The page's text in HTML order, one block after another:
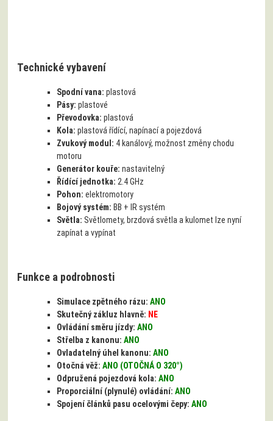
Technické vybavení
Spodní vana:plastová
Pásy:plastové
Převodovka:plastová
Kola:plastová řídící, napínací a pojezdová
Zvukový modul: 4 kanálový, možnost změny chodu
motoru
Generátor kouře:nastavitelný
Řídící jednotka: 2.4 GHz
Pohon:elektromotory
Bojový systém: BB + IR systém
Světla:Světlomety, brzdová světla a kulomet lze nyní
zapínat a vypínat
Funkce a podrobnosti
Simulace zpětného rázu:ANO
Skutečný zákluz hlavně: NE
Ovládání směru jízdy:ANO
Střelba z kanonu:ANO
Ovladatelný úhel kanonu:ANO
Otočná věž:ANO (OTOČNÁ O 320°)
Odpružená pojezdová kola:ANO
Proporciální (plynulé) ovládání:ANO
Spojení článků pasu ocelovými čepy:ANO